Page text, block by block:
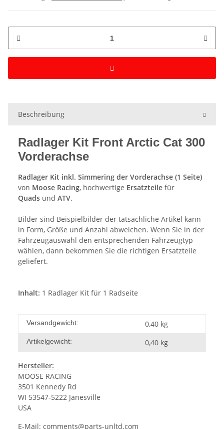
Beschreibung
Radlager Kit Front Arctic Cat 300
Vorderachse
Radlager Kit inkl. Simmering der Vorderachse (1 Seite)
von Moose Racing, hochwertige Ersatzteile für
Quads und ATV.
Bilder sind Beispielbilder der tatsächliche Artikel kann
in Form, Größe und Anzahl abweichen. Wenn Sie in der
Fahrzeugauswahl den entsprechenden Fahrzeugtyp
wählen, dann bekommen Sie die richtigen Ersatzteile
geliefert.
Inhalt: 1 Radlager Kit für 1 Radseite
Versandgewicht: 0,40 kg
Artikelgewicht: 0,40 kg
Hersteller:
MOOSE RACING
3501 Kennedy Rd
WI 53547-5222 Janesville
USA
E-Mail: comments@parts-unltd.com